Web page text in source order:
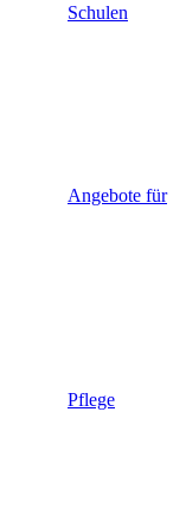
Schulen
Angebote für
Pflege